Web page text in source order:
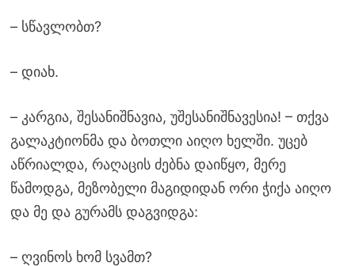
– სწავლობთ?
– დიახ.
– კარგია, შესანიშნავია, უშესანიშნავესია! – თქვა
გალაკტიონმა და ბოთლი აიღო ხელში. უცებ
აწრიალდა, რაღაცის ძებნა დაიწყო, მერე
წამოდგა, მეზობელი მაგიდიდან ორი ჭიქა აიღო
და მე და გურამს დაგვიდგა:
– ღვინოს ხომ სვამთ?